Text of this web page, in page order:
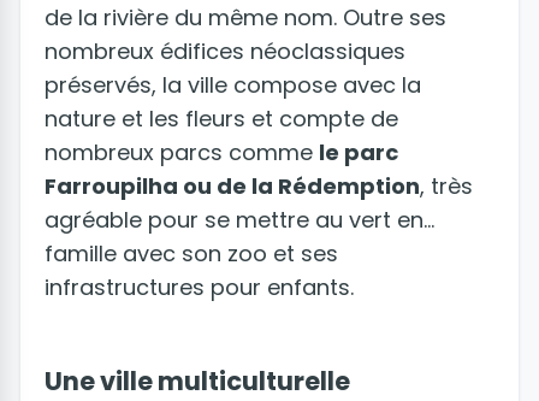
de la rivière du même nom. Outre ses
nombreux édifices néoclassiques
préservés, la ville compose avec la
nature et les fleurs et compte de
nombreux parcs comme le parc
Farroupilha ou de la Rédemption, très
agréable pour se mettre au vert en
famille avec son zoo et ses
infrastructures pour enfants.
Une ville multiculturelle